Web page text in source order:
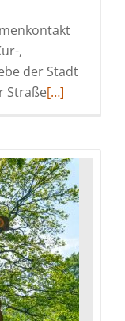
,
der Stadt
StraßeRead
für
Viola
(Violone)
und
Continuo
am
25.
[…]